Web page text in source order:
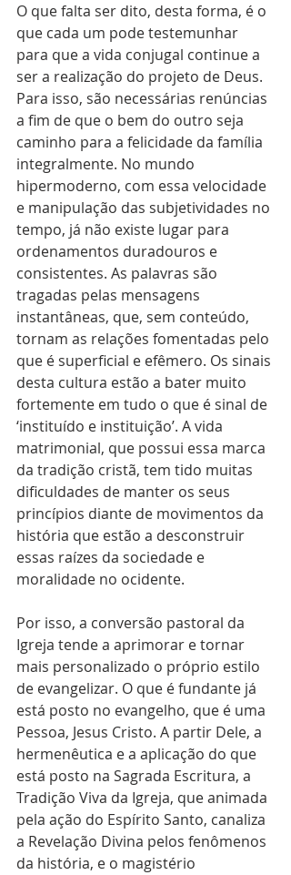
O que falta ser dito, desta forma, é o
que cada um pode testemunhar
para que a vida conjugal continue a
ser a realização do projeto de Deus.
Para isso, são necessárias renúncias
a fim de que o bem do outro seja
caminho para a felicidade da família
integralmente. No mundo
hipermoderno, com essa velocidade
e manipulação das subjetividades no
tempo, já não existe lugar para
ordenamentos duradouros e
consistentes. As palavras são
tragadas pelas mensagens
instantâneas, que, sem conteúdo,
tornam as relações fomentadas pelo
que é superficial e efêmero. Os sinais
desta cultura estão a bater muito
fortemente em tudo o que é sinal de
‘instituído e instituição’. A vida
matrimonial, que possui essa marca
da tradição cristã, tem tido muitas
dificuldades de manter os seus
princípios diante de movimentos da
história que estão a desconstruir
essas raízes da sociedade e
moralidade no ocidente.
Por isso, a conversão pastoral da
Igreja tende a aprimorar e tornar
mais personalizado o próprio estilo
de evangelizar. O que é fundante já
está posto no evangelho, que é uma
Pessoa, Jesus Cristo. A partir Dele, a
hermenêutica e a aplicação do que
está posto na Sagrada Escritura, a
Tradição Viva da Igreja, que animada
pela ação do Espírito Santo, canaliza
a Revelação Divina pelos fenômenos
da história, e o magistério